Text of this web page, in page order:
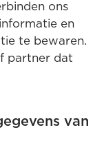
ons
en
te bewaren.
partner dat
van